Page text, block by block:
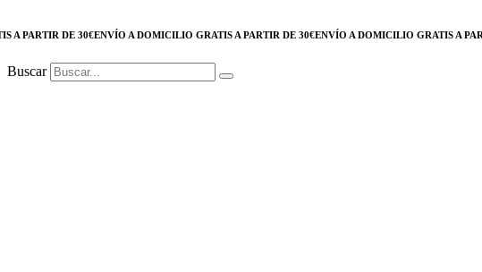
DE 30€ENVÍO A DOMICILIO GRATIS A PARTIR DE 30€ENVÍO A DOMICILIO GRATIS A PARTIR
Buscar